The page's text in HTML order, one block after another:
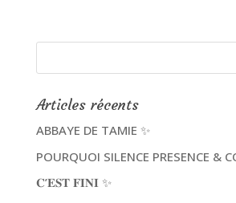
Articles récents
ABBAYE DE TAMIE ✨
POURQUOI SILENCE PRESENCE &
𝐂’𝐄𝐒𝐓 𝐅𝐈𝐍𝐈 ✨